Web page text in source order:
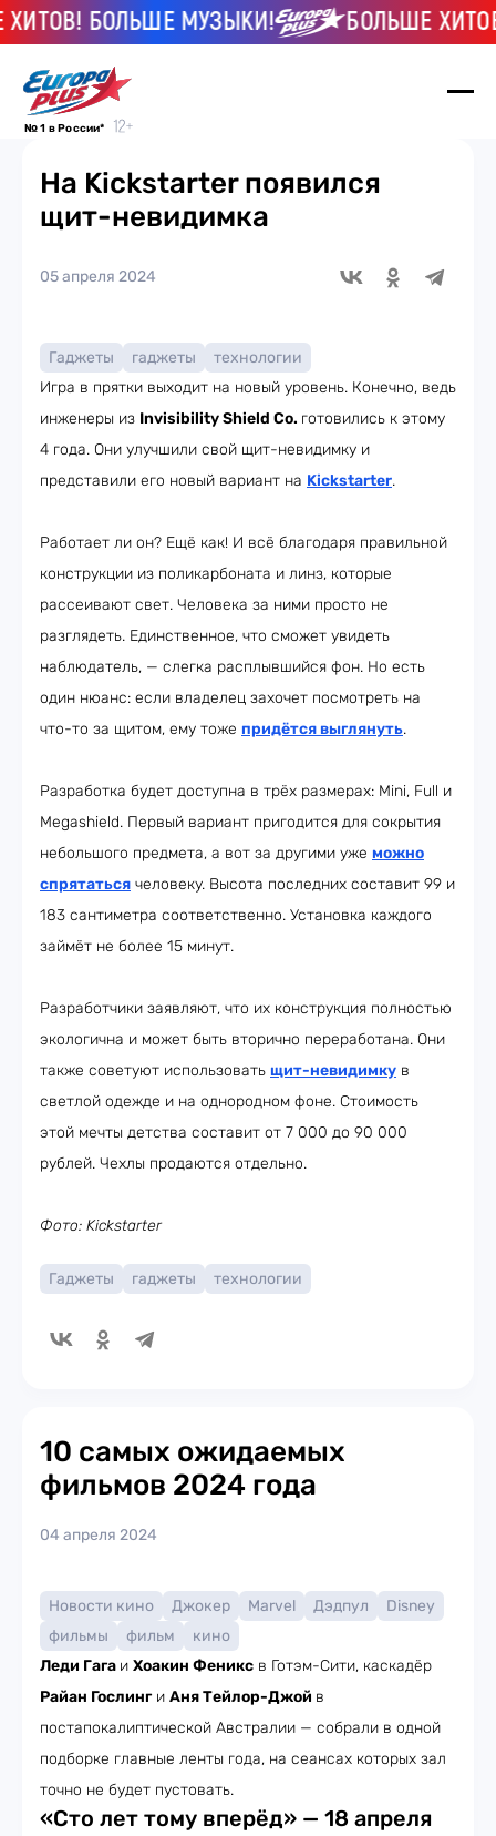
БОЛЬШЕ МУЗЫКИ! БОЛЬШЕ ХИТОВ!
№ 1 в России*
На Kickstarter появился
щит-невидимка
05 апреля 2024
Гаджеты гаджеты
технологии
Игра в прятки выходит на новый уровень. Конечно, ведь
инженеры из Invisibility Shield Co. готовились к этому
4 года. Они улучшили свой щит-невидимку и
представили его новый вариант на Kickstarter.
Работает ли он? Ещё как! И всё благодаря правильной
конструкции из поликарбоната и линз, которые
рассеивают свет. Человека за ними просто не
разглядеть. Единственное, что сможет увидеть
наблюдатель, — слегка расплывшийся фон. Но есть
один нюанс: если владелец захочет посмотреть на
что-то за щитом, ему тоже придётся выглянуть.
Разработка будет доступна в трёх размерах: Mini, Full и
Megashield. Первый вариант пригодится для сокрытия
небольшого предмета, а вот за другими уже можно
спрятаться человеку. Высота последних составит 99 и
183 сантиметра соответственно. Установка каждого
займёт не более 15 минут.
Разработчики заявляют, что их конструкция полностью
экологична и может быть вторично переработана. Они
также советуют использовать щит-невидимку в
светлой одежде и на однородном фоне. Стоимость
этой мечты детства составит от 7 000 до 90 000
рублей. Чехлы продаются отдельно.
Фото: Kickstarter
Гаджеты гаджеты технологии
10 самых ожидаемых
фильмов 2024 года
04 апреля 2024
Новости кино Джокер Marvel Дэдпул
Disney
фильмы
фильм
кино
Леди Гага и Хоакин Феникс в Готэм-Сити, каскадёр
Райан Гослинги Аня Тейлор-Джой в
постапокалиптической Австралии — собрали в одной
подборке главные ленты года, на сеансах которых зал
точно не будет пустовать.
«Сто лет тому вперёд» — 18 апреля